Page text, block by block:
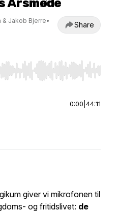
Årsmøde
& Jakob Bjerre•
Share
seek, Home/End to jump to
0:00 44:11
giver vi mikrofonen til
og fritidslivet: de